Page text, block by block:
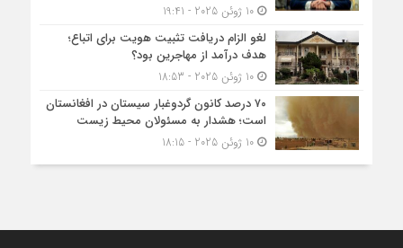
10 ژوئن 2025 - 19:41
لغو الزام دریافت تثبیت هویت برای اتباع؛
هدف درآمد از مهاجرین بود؟
10 ژوئن 2025 - 18:53
۷۰ درصد کانون گردوغبار سیستان در افغانستان
است؛ هشدار به مسئولان محیط زیست
10 ژوئن 2025 - 18:15